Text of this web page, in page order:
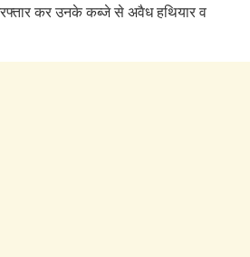
कर उनके कब्जे से अवैध हथियार व